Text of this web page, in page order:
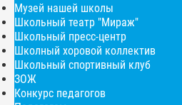
Музей нашей школы
Школьный театр "Мираж"
Школьный пресс-центр
Школный хоровой коллектив
Школьный спортивный клуб
ЗОЖ
Конкурс педагогов